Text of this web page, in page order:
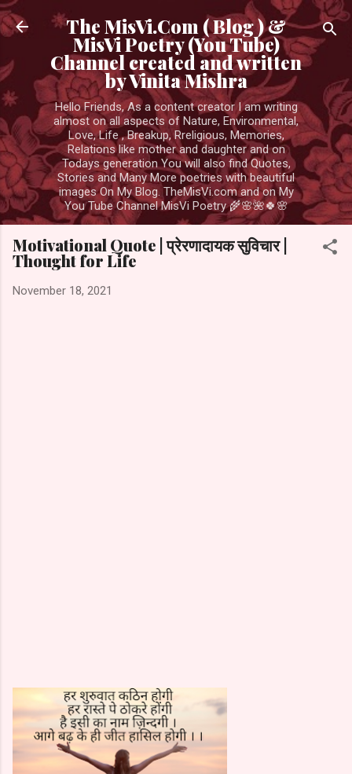
Skip to main content
The MisVi.Com ( Blog ) &
MisVi Poetry (You Tube)
Channel created and written
by Vinita Mishra
Hello Friends, As a content creator I am writing
almost on all aspects of Nature, Environmental,
Love, Life , Breakup, Rreligious, Memories,
Relations like mother and daughter and on
Todays generation You will also find Quotes,
Stories and Many More poetries with beautiful
images On My Blog. TheMisVi.com and on My
You Tube Channel MisVi Poetry 🌾🌸🌺🍀🌸
Motivational Quote | प्रेरणादायक सुविचार |
Thought for Life
November 18, 2021